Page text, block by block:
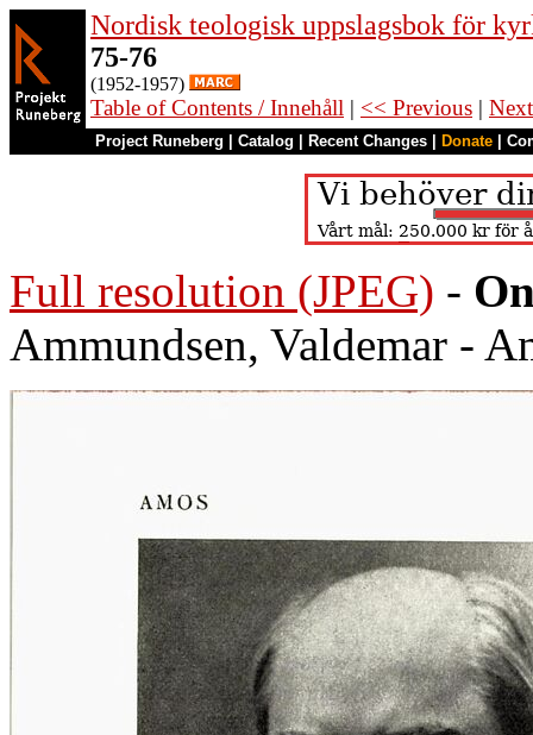
Nordisk teologisk uppslagsbok för
75-76
(1952-1957)
Table of Contents / Innehåll | << Previous |
Project Runeberg Catalog Recent Changes Donate
Full resolution (JPEG) -
Ammundsen, Valdemar -